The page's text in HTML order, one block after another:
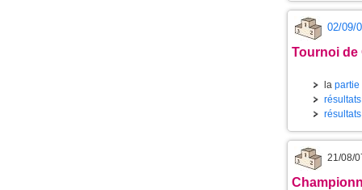
02/09/
Tournoi de
la partie
résultats
21/08/